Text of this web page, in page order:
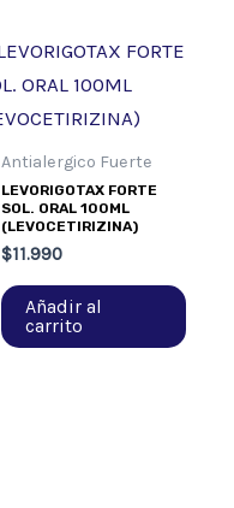
Antialergico Fuerte
LEVORIGOTAX FORTE
SOL. ORAL 100ML
(LEVOCETIRIZINA)
$11.990
Añadir al
carrito